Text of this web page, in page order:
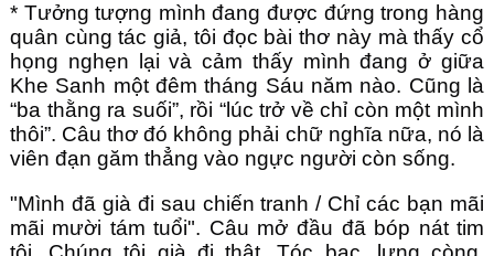
* Tưởng tượng mình đang được đứng trong hàng
quân cùng tác giả, tôi đọc bài thơ này mà thấy cổ
họng nghẹn lại và cảm thấy mình đang ở giữa
Khe Sanh một đêm tháng Sáu năm nào. Cũng là
“ba thằng ra suối”, rồi “lúc trở về chỉ còn một mình
thôi”. Câu thơ đó không phải chữ nghĩa nữa, nó là
viên đạn găm thẳng vào ngực người còn sống.
"Mình đã già đi sau chiến tranh / Chỉ các bạn mãi
mãi mười tám tuổi". Câu mở đầu đã bóp nát tim